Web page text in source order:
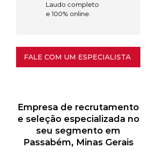
Laudo completo
e 100% online.
FALE COM UM ESPECIALISTA
Empresa de recrutamento
e seleção especializada no
seu segmento em
Passabém, Minas Gerais